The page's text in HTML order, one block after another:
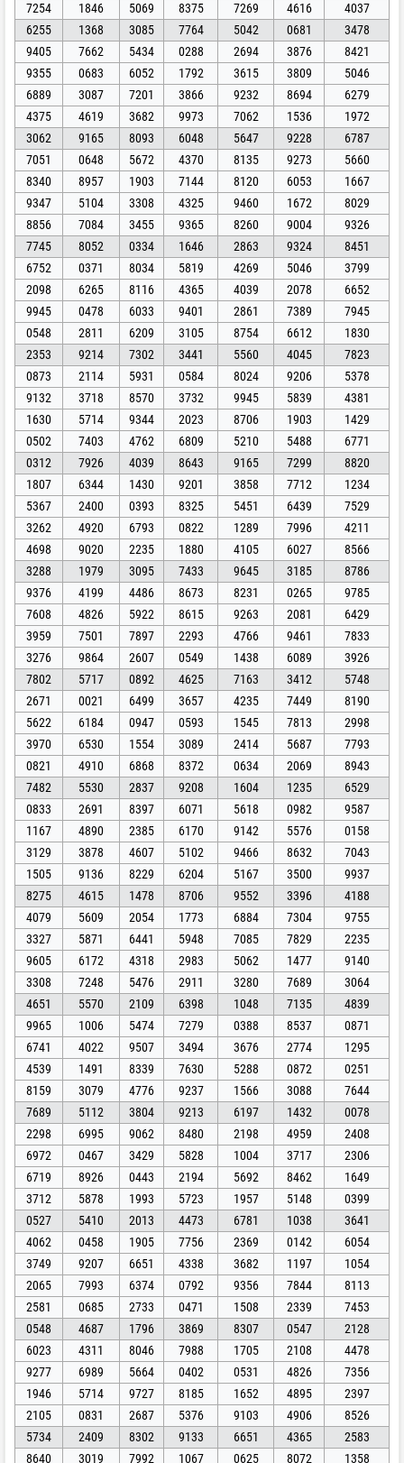
7254
1846 5069 8375 7269 4616
4037
6255
1368 3085 7764 5042 0681
3478
9405
7662 5434 0288 2694 3876
8421
9355
0683 6052 1792 3615 3809
5046
6889
3087 7201 3866 9232 8694
6279
4375
4619 3682 9973 7062 1536
1972
3062
9165 8093 6048 5647 9228
6787
7051
0648 5672 4370 8135 9273
5660
8340
8957 1903 7144 8120 6053
1667
9347
5104 3308 4325 9460 1672
8029
8856
7084 3455 9365 8260 9004
9326
7745
8052 0334 1646 2863 9324
8451
6752
0371 8034 5819 4269 5046
3799
2098
6265 8116 4365 4039 2078
6652
9945
0478 6033 9401 2861 7389
7945
0548
2811 6209 3105 8754 6612
1830
2353
9214 7302 3441 5560 4045
7823
0873
2114 5931 0584 8024 9206
5378
9132
3718 8570 3732 9945 5839
4381
1630
5714 9344 2023 8706 1903
1429
0502
7403 4762 6809 5210 5488
6771
0312
7926 4039 8643 9165 7299
8820
1807
6344 1430 9201 3858 7712
1234
5367
2400 0393 8325 5451 6439
7529
3262
4920 6793 0822 1289 7996
4211
4698
9020 2235 1880 4105 6027
8566
3288
1979 3095 7433 9645 3185
8786
9376
4199 4486 8673 8231 0265
9785
7608
4826 5922 8615 9263 2081
6429
3959
7501 7897 2293 4766 9461
7833
3276
9864 2607 0549 1438 6089
3926
7802
5717 0892 4625 7163 3412
5748
2671
0021 6499 3657 4235 7449
8190
5622
6184 0947 0593 1545 7813
2998
3970
6530 1554 3089 2414 5687
7793
0821
4910 6868 8372 0634 2069
8943
7482
5530 2837 9208 1604 1235
6529
0833
2691 8397 6071 5618 0982
9587
1167
4890 2385 6170 9142 5576
0158
3129
3878 4607 5102 9466 8632
7043
1505
9136 8229 6204 5167 3500
9937
8275
4615 1478 8706 9552 3396
4188
4079
5609 2054 1773 6884 7304
9755
3327
5871 6441 5948 7085 7829
2235
9605
6172 4318 2983 5062 1477
9140
3308
7248 5476 2911 3280 7689
3064
4651
5570 2109 6398 1048 7135
4839
9965
1006 5474 7279 0388 8537
0871
6741
4022 9507 3494 3676 2774
1295
4539
1491 8339 7630 5288 0872
0251
8159
3079 4776 9237 1566 3088
7644
7689
5112 3804 9213 6197 1432
0078
2298
6995 9062 8480 2198 4959
2408
6972
0467 3429 5828 1004 3717
2306
6719
8926 0443 2194 5692 8462
1649
3712
5878 1993 5723 1957 5148
0399
0527
5410 2013 4473 6781 1038
3641
4062
0458 1905 7756 2369 0142
6054
3749
9207 6651 4338 3682 1197
1054
2065
7993 6374 0792 9356 7844
8113
2581
0685 2733 0471 1508 2339
7453
0548
4687 1796 3869 8307 0547
2128
6023
4311 8046 7988 1705 2108
4478
9277
6989 5664 0402 0531 4826
7356
1946
5714 9727 8185 1652 4895
2397
2105
0831 2687 5376 9103 4906
8526
5734
2409 8302 9133 6651 4365
2583
8640
3019 7992 1067 0625 8072 1358